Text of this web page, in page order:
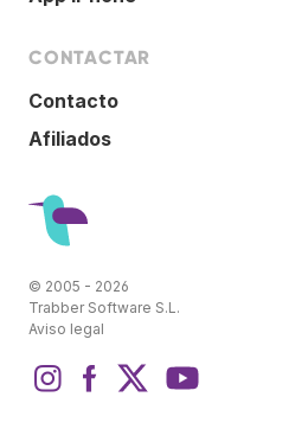
CONTACTAR
Contacto
Afiliados
© 2005 - 2026
Trabber Software S.L.
Aviso legal